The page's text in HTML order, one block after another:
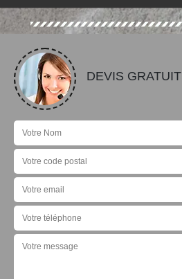
DEVIS GRATUIT